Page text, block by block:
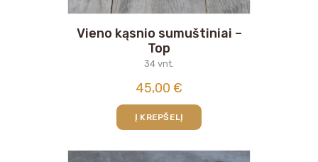
Vieno kąsnio sumuštiniai –
Top
34 vnt.
45,00 €
Į KREPŠELĮ